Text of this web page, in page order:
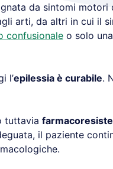
da sintomi motori
arti, da altri in cui il
confusionaleo solo
l’epilessia è curabile.
tuttavia
il paziente